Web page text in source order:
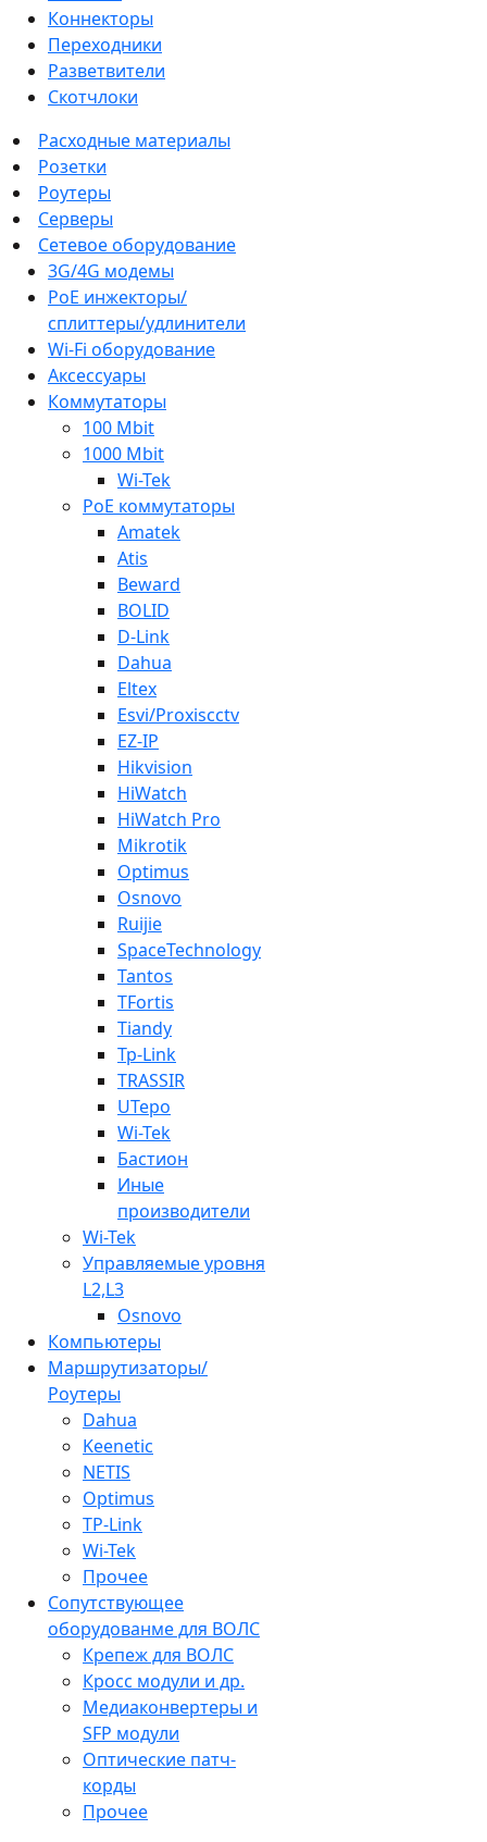
Коннекторы
Переходники
Разветвители
Скотчлоки
Расходные материалы
Розетки
Роутеры
Серверы
Сетевое оборудование
3G/4G модемы
PoE инжекторы/
сплиттеры/удлинители
Wi-Fi оборудование
Аксессуары
Коммутаторы
100 Mbit
1000 Mbit
Wi-Tek
PoE коммутаторы
Amatek
Atis
Beward
BOLID
D-Link
Dahua
Eltex
Esvi/Proxiscctv
EZ-IP
Hikvision
HiWatch
HiWatch Pro
Mikrotik
Optimus
Osnovo
Ruijie
SpaceTechnology
Tantos
TFortis
Tiandy
Tp-Link
TRASSIR
UTepo
Wi-Tek
Бастион
Иные
производители
Wi-Tek
Управляемые уровня
L2,L3
Osnovo
Компьютеры
Маршрутизаторы/
Роутеры
Dahua
Keenetic
NETIS
Optimus
TP-Link
Wi-Tek
Прочее
Сопутствующее
оборудованме для ВОЛС
Крепеж для ВОЛС
Кросс модули и др.
Медиаконвертеры и
SFP модули
Оптические патч-
корды
Прочее